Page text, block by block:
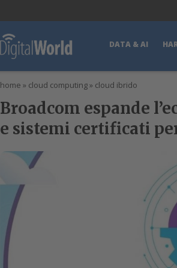
DATA & AI
home » cloud computing» cloud ibrido
Broadcom espande
e sistemi certificati